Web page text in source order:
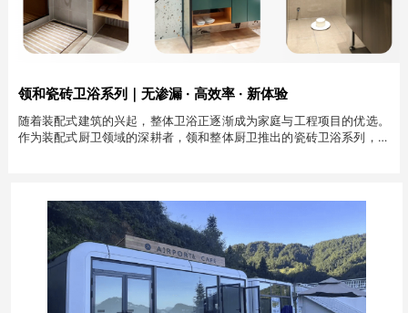
领和瓷砖卫浴系列｜无渗漏 · 高效率 · 新体验
随着装配式建筑的兴起，整体卫浴正逐渐成为家庭与工程项目的优选。
作为装配式厨卫领域的深耕者，领和整体厨卫推出的瓷砖卫浴系列，凭